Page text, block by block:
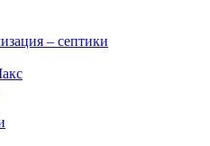
– септики